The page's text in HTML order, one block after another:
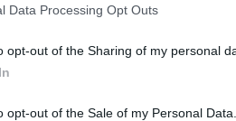
Data Processing Opt Outs
opt-out of the Sharing of my personal
opt-out of the Sale of my Personal Data.
egyelőre várhatóan nem
szerint a videomegosztó
Play Zene családi